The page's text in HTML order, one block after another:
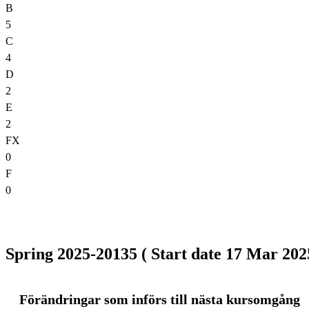
B
5
C
4
D
2
E
2
FX
0
F
0
Spring 2025-20135 ( Start date 17 Mar
Förändringar som införs till nästa kursomgång